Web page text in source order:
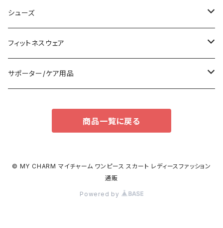
袖付き
ノースリーブ
パンツドレス
フォーマルバッグ
カジュアルバッグ
バックパック
その他
ショーツ
タンクトップ/キャミソール
半袖/5分
ペチコート/ペチパンツ
タンキニ
バンドゥビキニ
ワンピース
シューズ
スニーカー
ブーツ
その他
フィットネスウェア
セット販売
タイツ
サポーター/ケア用品
商品一覧に戻る
© MY CHARM マイチャーム ワンピース スカート レディースファッション
通販
Powered by